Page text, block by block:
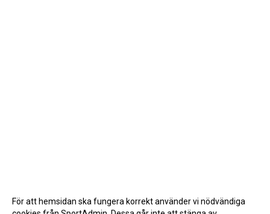
För att hemsidan ska fungera korrekt använder vi nödvändiga